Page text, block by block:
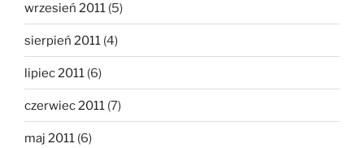
wrzesień 2011 (5)
sierpień 2011 (4)
lipiec 2011 (6)
czerwiec 2011 (7)
maj 2011 (6)